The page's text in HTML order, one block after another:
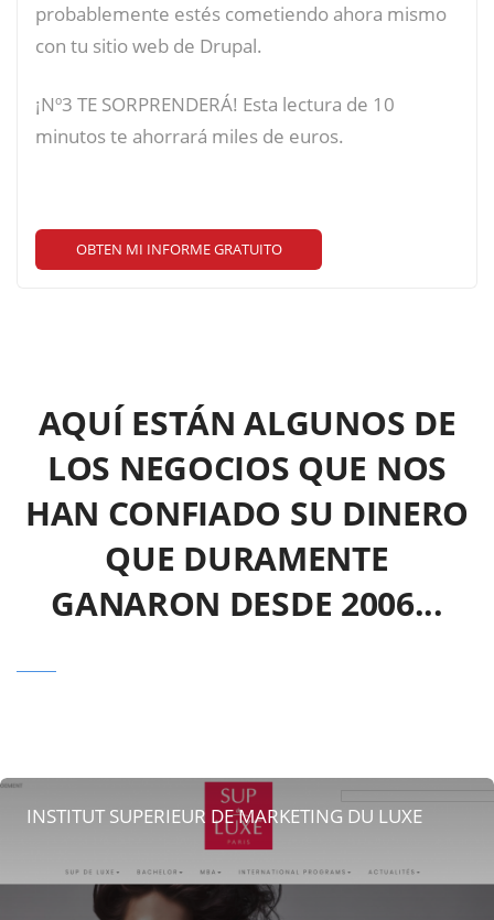
probablemente estés cometiendo ahora mismo
con tu sitio web de Drupal.
¡Nº3 TE SORPRENDERÁ! Esta lectura de 10
minutos te ahorrará miles de euros.
OBTEN MI INFORME GRATUITO
AQUÍ ESTÁN ALGUNOS DE
LOS NEGOCIOS QUE NOS
HAN CONFIADO SU DINERO
QUE DURAMENTE
GANARON DESDE 2006...
INSTITUT SUPERIEUR DE MARKETING DU LUXE